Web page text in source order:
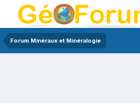
Forum Minéraux et Minéralogie